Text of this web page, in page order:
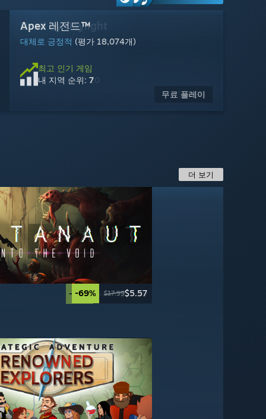
Dead by Daylight
대체로 긍정적 (평가 20,112개)
최고 인기 게임
내 지역 순위: 20
$19.99
Apex 레전드™
대체로 긍정적 (평가 18,074개)
최고 인기 게임
내 지역 순위: 7
무료 플레이
Warframe
매우 긍정적(평가 11,179개)
최고 인기 게임
내 지역 순위: 14
무료 플레이
War Thunder
복합적 (평가 10,383개)
최고 인기 게임
내 지역 순위: 29
무료 플레이
Counter-Strike 2
매우 긍정적(평가 25,915개)
최고 인기 게임
내 지역 순위: 4
무료 플레이
Tom Clancy's Ghost Recon® Breakpoint
복합적 (평가 829개)
최고 인기 게임
내 지역 순위: 23
$59.99$2.99
Battlefield™ 6
복합적 (평가 3,671개)
최고 인기 게임
내 지역 순위: 26
$69.99 $34.99
GRAIN ROT
매우 긍정적(평가 102개)
최고 인기 게임
내 지역 순위: 19
$9.99$8.99
MARVEL Tōkon: Fighting Souls
복합적 (평가 1,867개)
최고 인기 게임
내 지역 순위: 3
$59.99
Cyberpunk 2077
대체로 긍정적 (평가 23,300개)
최고 인기 게임
내 지역 순위: 15
$59.99 $17.99
Gears of War: E-Day
이용 가능: 2026년 10월 6일
지금예약 구매 가능
2026년 10월 6일 출시 예정
$69.99
마블 라이벌즈
대체로 긍정적 (평가 2,111개)
최고 인기 게임
내 지역 순위: 5
무료
더 보기
-69% $17.99$5.57
-70% $59.99$17.99
-67% $49.99$16.49
-95% $59.99$2.99
-67% $49.99$16.49
-20% $24.99$19.99